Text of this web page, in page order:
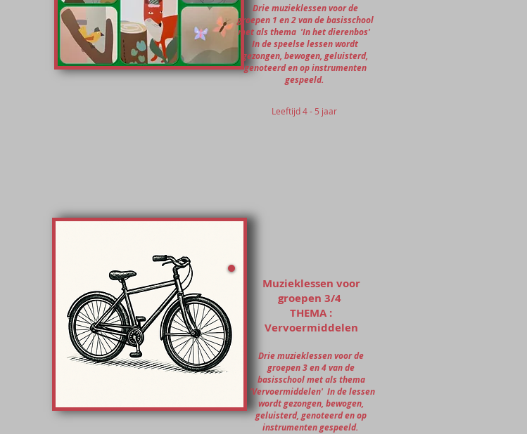
Drie muzieklessen voor de
groepen 1 en 2 van de basisschool
met als thema 'In het dierenbos'
In de speelse lessen wordt
gezongen, bewogen, geluisterd,
genoteerd en op instrumenten
gespeeld.
Leeftijd 4 - 5 jaar
Muzieklessen voor
groepen 3/4
THEMA :
Vervoermiddelen
Drie muzieklessen voor de
groepen 3 en 4 van de
basisschool met als thema
'Vervoermiddelen' In de lessen
wordt gezongen, bewogen,
geluisterd, genoteerd en op
instrumenten gespeeld.